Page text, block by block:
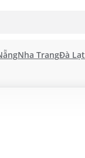
Nha TrangĐà Lạt